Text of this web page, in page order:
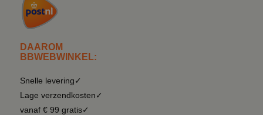
DAAROM
BBWEBWINKEL:
Snelle levering✓
Lage verzendkosten✓
vanaf € 99 gratis✓